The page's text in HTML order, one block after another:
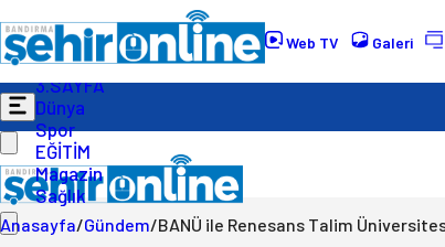
Web TV Galeri
Gündem
Ekonomi
Politika
3.SAYFA
Dünya
Spor
EĞİTİM
Magazin
Sağlık
Anasayfa/Gündem/BANÜ ile Renesans Talim